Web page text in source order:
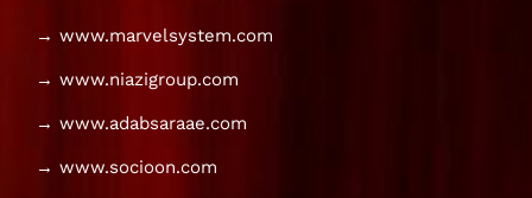
→ www.marvelsystem.com
→ www.niazigroup.com
→ www.adabsaraae.com
→ www.socioon.com